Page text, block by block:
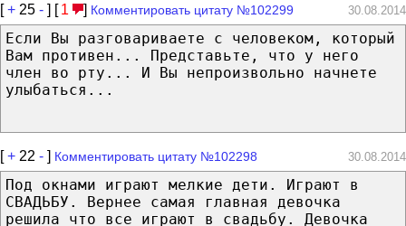
[+ 25 - ] [ 1 ] Комментировать цитату №102299 30.08.2014
Если Вы разговариваете с человеком, который
Вам противен... Представьте, что у него
член во рту... И Вы непроизвольно начнете
улыбаться...
[+ 22 - ] Комментировать цитату №102298 30.08.2014
Под окнами играют мелкие дети. Играют в
СВАДЬБУ. Вернее самая главная девочка
решила что все играют в свадьбу. Девочка